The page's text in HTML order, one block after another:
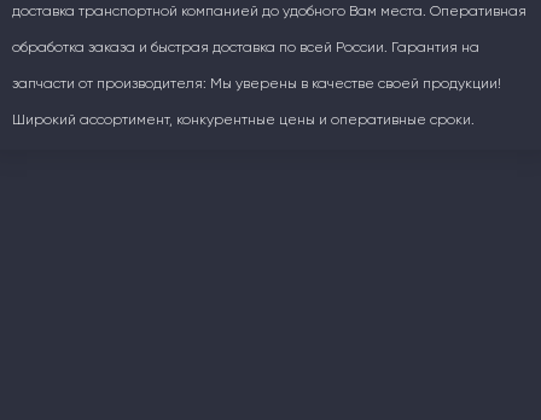
доставка транспортной компанией до удобного Вам места. Оперативная
обработка заказа и быстрая доставка по всей России. Гарантия на
запчасти от производителя: Мы уверены в качестве своей продукции!
Широкий ассортимент, конкурентные цены и оперативные сроки.